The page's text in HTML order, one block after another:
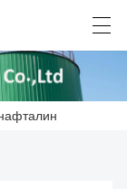
本語 한국어